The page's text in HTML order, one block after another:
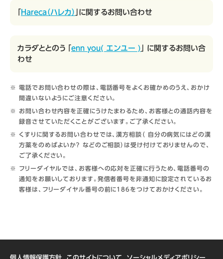
Hareca（ハレカ） 」に関するお問い合わせ
カラダととのう 「 enn you( エンユー ) 」 に関するお問い合
わせ
電話でお問い合わせの際は、電話番号をよくお確かめのうえ、おかけ
間違いないようにご注意ください。
お問い合わせ内容を正確にうけたまわるため、お客様との通話内容を
録音させていただくことがございます。ご了承ください。
くすりに関するお問い合わせでは、漢方相談（ 自分の病気にはどの漢
方薬をのめばよいか？ などのご相談）は受け付けておりませんので、
ご了承ください。
フリーダイヤルでは、お客様への応対を正確に行うため、電話番号の
通知をお願いしております。発信者番号を非通知に設定されているお
客様は、フリーダイヤル番号の前に186をつけておかけください。